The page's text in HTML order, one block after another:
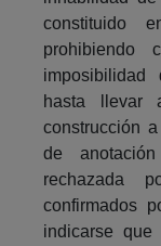
constituido
hasta llevar
construcción
de
rechazada
confirmados
indicarse